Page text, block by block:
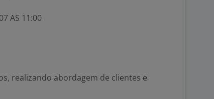
AS 11:00
realizando abordagem de clientes e